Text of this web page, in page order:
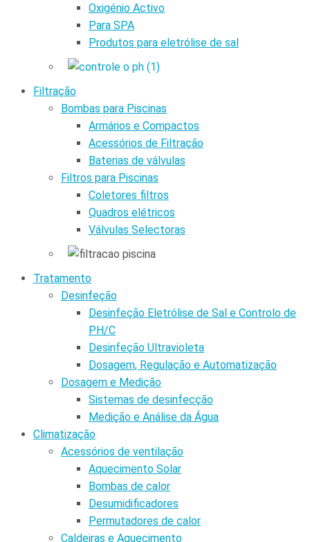
Oxigénio Activo
Para SPA
Produtos para eletrólise de sal
Filtração
Bombas para Piscinas
Armários e Compactos
Acessórios de Filtração
Baterias de válvulas
Filtros para Piscinas
Coletores filtros
Quadros elétricos
Válvulas Selectoras
Tratamento
Desinfeção
Desinfeção Eletrólise de Sal e Controlo de
PH/C
Desinfeção Ultravioleta
Dosagem, Regulação e Automatização
Dosagem e Medição
Sistemas de desinfecção
Medição e Análise da Água
Climatização
Acessórios de ventilação
Aquecimento Solar
Bombas de calor
Desumidificadores
Permutadores de calor
Caldeiras e Aquecimento